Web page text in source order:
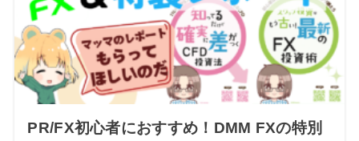
PR/FX初心者におすすめ！DMM FXの特別